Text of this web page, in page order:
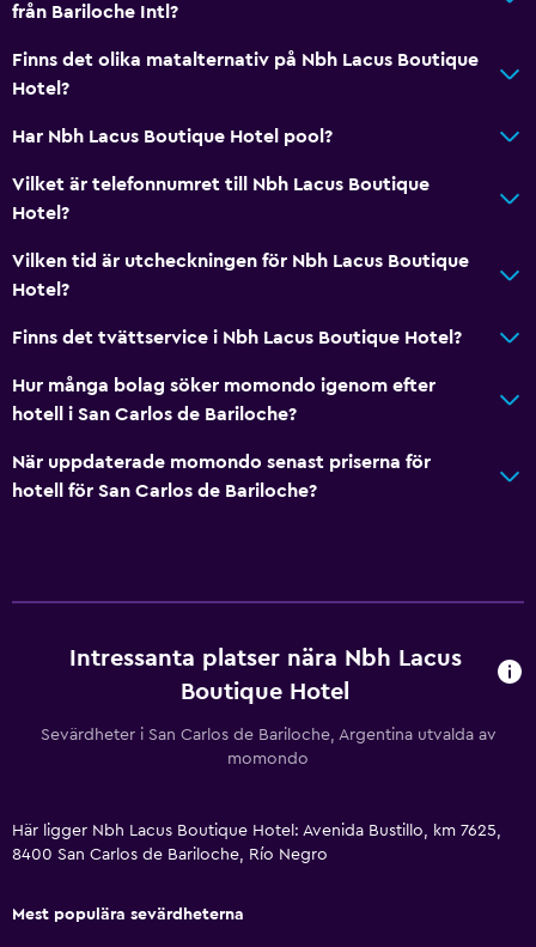
från Bariloche Intl?
Finns det olika matalternativ på Nbh Lacus Boutique
Hotel?
Har Nbh Lacus Boutique Hotel pool?
Vilket är telefonnumret till Nbh Lacus Boutique
Hotel?
Vilken tid är utcheckningen för Nbh Lacus Boutique
Hotel?
Finns det tvättservice i Nbh Lacus Boutique Hotel?
Hur många bolag söker momondo igenom efter
hotell i San Carlos de Bariloche?
När uppdaterade momondo senast priserna för
hotell för San Carlos de Bariloche?
Intressanta platser nära Nbh Lacus
Boutique Hotel
Sevärdheter i San Carlos de Bariloche, Argentina utvalda av
momondo
Här ligger Nbh Lacus Boutique Hotel: Avenida Bustillo, km 7625,
8400 San Carlos de Bariloche, Río Negro
Mest populära sevärdheterna